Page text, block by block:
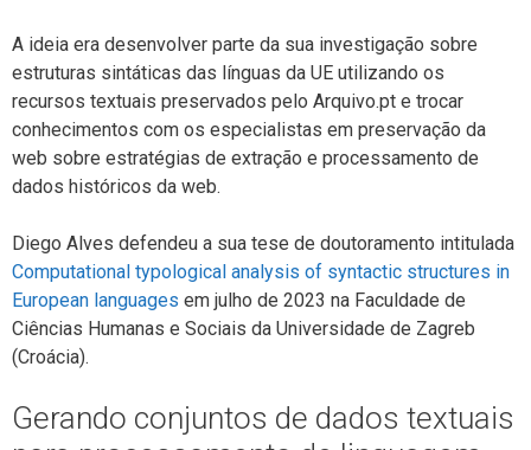
A ideia era desenvolver parte da sua investigação sobre
estruturas sintáticas das línguas da UE utilizando os
recursos textuais preservados pelo Arquivo.pt e trocar
conhecimentos com os especialistas em preservação da
web sobre estratégias de extração e processamento de
dados históricos da web.
Diego Alves defendeu a sua tese de doutoramento intitulada
Computational typological analysis of syntactic structures in
European languages em julho de 2023 na Faculdade de
Ciências Humanas e Sociais da Universidade de Zagreb
(Croácia).
Gerando conjuntos de dados textuais